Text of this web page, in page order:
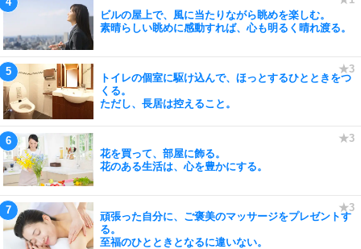
ビルの屋上で、風に当たりながら眺めを楽しむ。
素晴らしい眺めに感動すれば、心も明るく晴れ渡る。
トイレの個室に駆け込んで、ほっとするひとときをつ
くる。
ただし、長居は控えること。
花を買って、部屋に飾る。
花のある生活は、心を豊かにする。
頑張った自分に、ご褒美のマッサージをプレゼントす
る。
至福のひとときとなるに違いない。